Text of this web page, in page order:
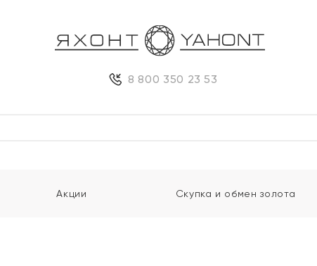
8 800 350 23 53
Акции Скупка и обмен золота